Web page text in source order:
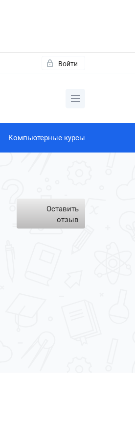
Войти
Компьютерные курсы
Оставить
отзыв